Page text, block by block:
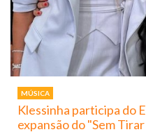
MÚSICA
Klessinha participa do
expansão do "Sem